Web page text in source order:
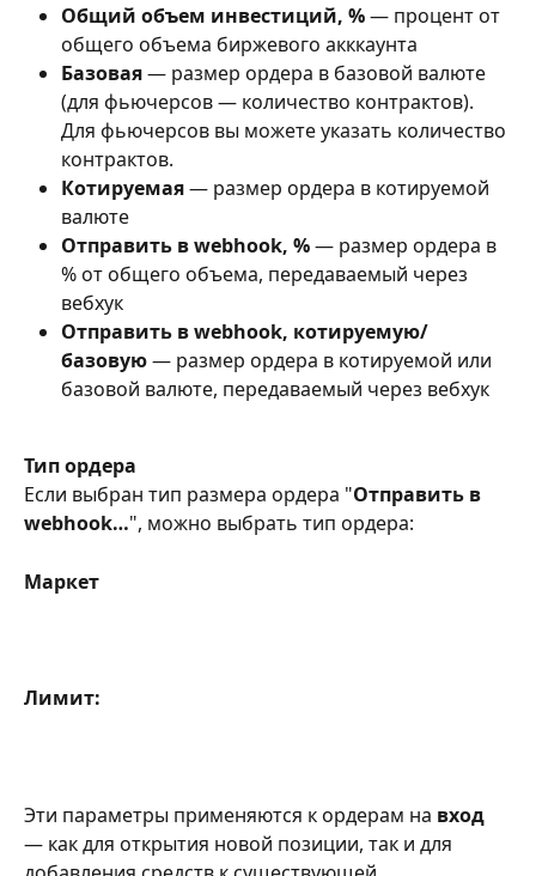
Общий объем инвестиций, % — процент от
общего объема биржевого акккаунта
Базовая — размер ордера в базовой валюте
(для фьючерсов — количество контрактов).
Для фьючерсов вы можете указать количество
контрактов.
Котируемая — размер ордера в котируемой
валюте
Отправить в webhook, % — размер ордера в
% от общего объема, передаваемый через
вебхук
Отправить в webhook, котируемую/
базовую — размер ордера в котируемой или
базовой валюте, передаваемый через вебхук
Тип ордера
Если выбран тип размера ордера "Отправить в
webhook…", можно выбрать тип ордера:
Маркет
Лимит:
Эти параметры применяются к ордерам на вход
— как для открытия новой позиции, так и для